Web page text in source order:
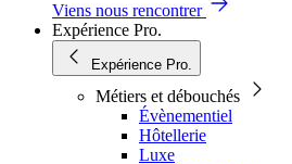
Viens nous rencontrer
Expérience Pro.
Expérience Pro.
Métiers et débouchés
Évènementiel
Hôtellerie
Luxe